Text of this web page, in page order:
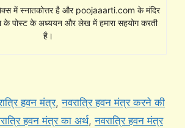
में स्नातकोत्तर है और poojaaarti.com के मंदिर
के पोस्ट के अध्ययन और लेख में हमारा सहयोग करती
है।
हवन मंत्र,नवरात्रि हवन मंत्र करने की
हवन मंत्र का अर्थ,नवरात्रि हवन मंत्र